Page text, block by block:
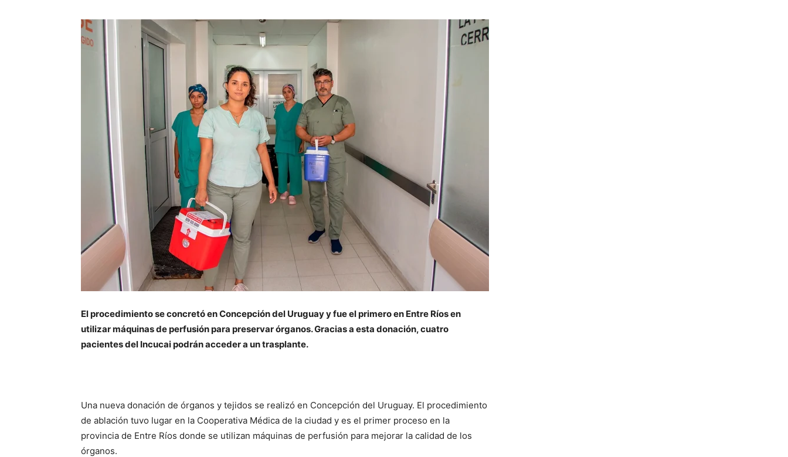
El procedimiento se concretó en Concepción del Uruguay y fue el primero en Entre Ríos en
utilizar máquinas de perfusión para preservar órganos. Gracias a esta donación, cuatro
pacientes del Incucai podrán acceder a un trasplante.
Una nueva donación de órganos y tejidos se realizó en Concepción del Uruguay. El procedimiento
de ablación tuvo lugar en la Cooperativa Médica de la ciudad y es el primer proceso en la
provincia de Entre Ríos donde se utilizan máquinas de perfusión para mejorar la calidad de los
órganos.